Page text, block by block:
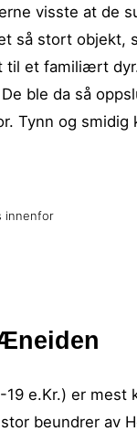
visste at de
så stort
til et familiært
ble da så
Tynn og
innenfor
19 e.Kr.) er
beundrer av